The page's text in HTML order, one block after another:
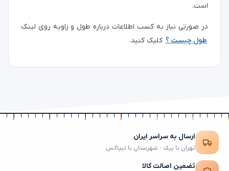
است.
در صورتی نیاز به کسب اطلاعات درباره طول و زاویه روی لینک
طول چیست ؟ کلیک کنید.
ارسال به سراسر ایران
تهران با پیک · شهرستان با تیپاکس
تضمین اصالت کالا